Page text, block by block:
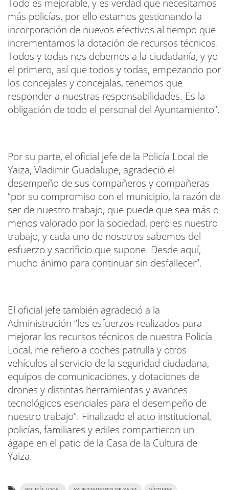
Todo es mejorable, y es verdad que necesitamos
más policías, por ello estamos gestionando la
incorporación de nuevos efectivos al tiempo que
incrementamos la dotación de recursos técnicos.
Todos y todas nos debemos a la ciudadanía, y yo
el primero, así que todos y todas, empezando por
los concejales y concejalas, tenemos que
responder a nuestras responsabilidades. Es la
obligación de todo el personal del Ayuntamiento”.
Por su parte, el oficial jefe de la Policía Local de
Yaiza, Vladimir Guadalupe, agradeció el
desempeño de sus compañeros y compañeras
“por su compromiso con el municipio, la razón de
ser de nuestro trabajo, que puede que sea más o
menos valorado por la sociedad, pero es nuestro
trabajo, y cada uno de nosotros sabemos del
esfuerzo y sacrificio que supone. Desde aquí,
mucho ánimo para continuar sin desfallecer”.
El oficial jefe también agradeció a la
Administración “los esfuerzos realizados para
mejorar los recursos técnicos de nuestra Policía
Local, me refiero a coches patrulla y otros
vehículos al servicio de la seguridad ciudadana,
equipos de comunicaciones, y dotaciones de
drones y distintas herramientas y avances
tecnológicos esenciales para el desempeño de
nuestro trabajo”. Finalizado el acto institucional,
policías, familiares y ediles compartieron un
ágape en el patio de la Casa de la Cultura de
Yaiza.